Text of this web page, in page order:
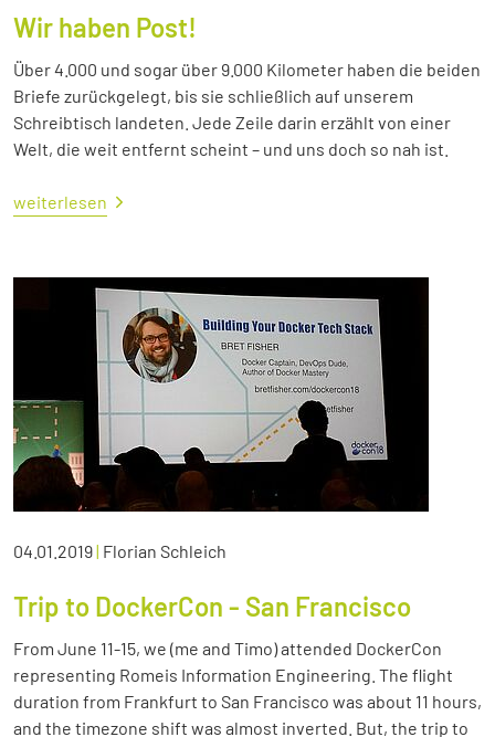
Wir haben Post!
Über 4.000 und sogar über 9.000 Kilometer haben die beiden
Briefe zurückgelegt, bis sie schließlich auf unserem
Schreibtisch landeten. Jede Zeile darin erzählt von einer
Welt, die weit entfernt scheint – und uns doch so nah ist.
weiterlesen
04.01.2019| Florian Schleich
Trip to DockerCon - San Francisco
From June 11-15, we (me and Timo) attended DockerCon
representing Romeis Information Engineering. The flight
duration from Frankfurt to San Francisco was about 11 hours,
and the timezone shift was almost inverted. But, the trip to